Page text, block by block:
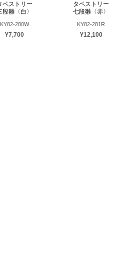
ペストリー
段雛〈白〉
KY82-280W
¥7,700
タペストリー
七段雛〈赤〉
KY82-281R
¥12,100